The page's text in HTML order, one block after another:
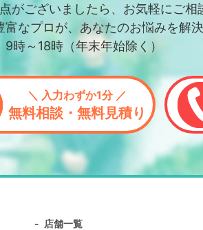
がございましたら、お気軽にご相
なプロが、あなたのお悩みを解
時～18時（年末年始除く）
＼ 入力わずか1分 ／
無料相談・無料見積り
店舗一覧